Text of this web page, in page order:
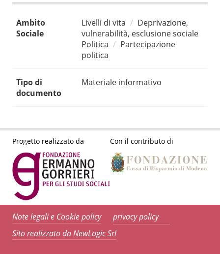
Ambito
Sociale
Livelli di vita
Deprivazione,
vulnerabilità, esclusione sociale
Politica
Partecipazione
politica
Tipo di
documento
Materiale informativo
Progetto realizzato da Con il contributo di
Note legali e Cookie policy
privacy policy
Sito realizzato da NewLogic Srl